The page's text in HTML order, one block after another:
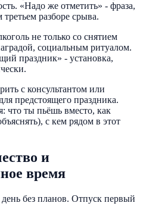
«Надо же отметить» - фраза,
третьем разборе срыва.
не только со снятием
социальным ритуалом.
праздник» - установка,
с консультантом или
предстоящего праздника.
что ты пьёшь вместо, как
с кем рядом в этот
и
время
без планов. Отпуск первый